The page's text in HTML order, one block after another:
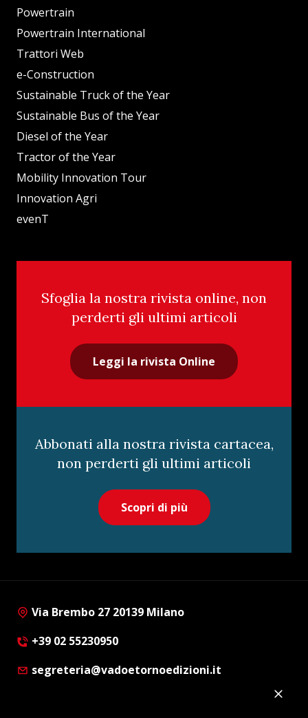
Powertrain
Powertrain International
Trattori Web
e-Construction
Sustainable Truck of the Year
Sustainable Bus of the Year
Diesel of the Year
Tractor of the Year
Mobility Innovation Tour
Innovation Agri
evenT
Sfoglia la nostra rivista online, non
perderti gli ultimi articoli
Leggi la rivista Online
Abbonati alla nostra rivista cartacea,
non perderti gli ultimi articoli
Scopri di più
Via Brembo 27 20139 Milano
+39 02 55230950
segreteria@vadoetornoedizioni.it